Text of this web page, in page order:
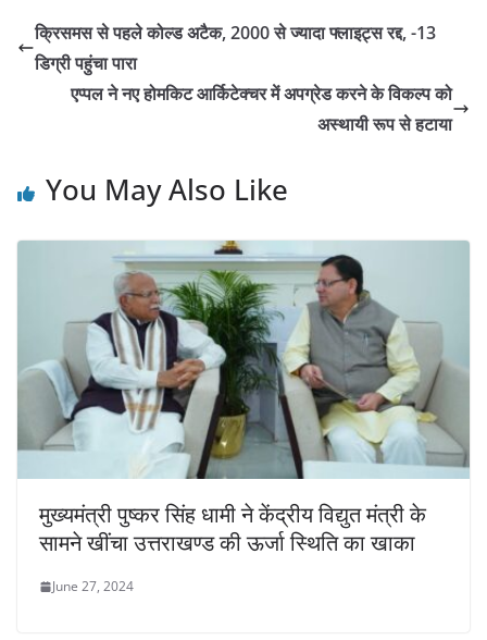
क्रिसमस से पहले कोल्ड अटैक, 2000 से ज्यादा फ्लाइट्स रद्द, -13
डिग्री पहुंचा पारा
एप्पल ने नए होमकिट आर्किटेक्चर में अपग्रेड करने के विकल्प को
अस्थायी रूप से हटाया
You May Also Like
मुख्यमंत्री पुष्कर सिंह धामी ने केंद्रीय विद्युत मंत्री के
सामने खींचा उत्तराखण्ड की ऊर्जा स्थिति का खाका
June 27, 2024